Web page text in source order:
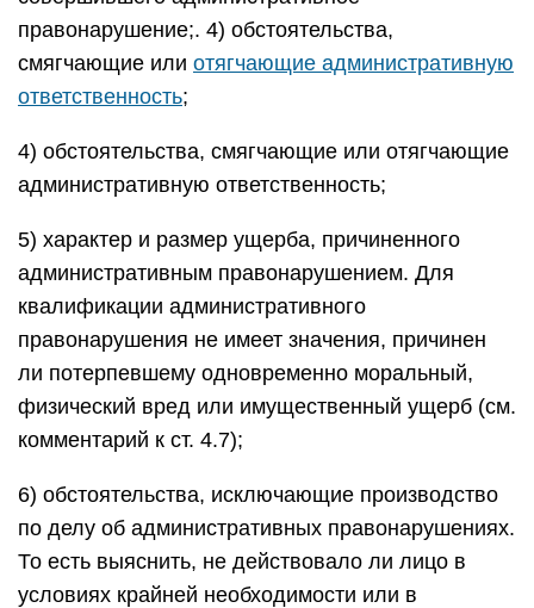
правонарушение;. 4) обстоятельства,
смягчающие или отягчающие административную
ответственность;
4) обстоятельства, смягчающие или отягчающие
административную ответственность;
5) характер и размер ущерба, причиненного
административным правонарушением. Для
квалификации административного
правонарушения не имеет значения, причинен
ли потерпевшему одновременно моральный,
физический вред или имущественный ущерб (см.
комментарий к ст. 4.7);
6) обстоятельства, исключающие производство
по делу об административных правонарушениях.
То есть выяснить, не действовало ли лицо в
условиях крайней необходимости или в